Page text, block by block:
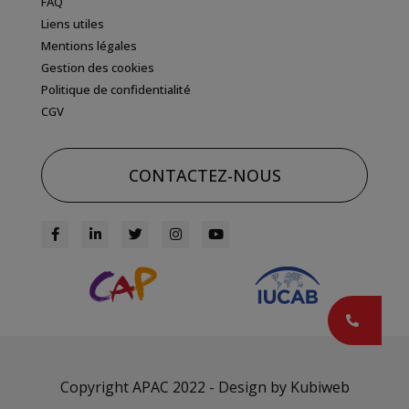
Liens utiles
Mentions légales
Gestion des cookies
Politique de confidentialité
CGV
CONTACTEZ-NOUS
Copyright APAC 2022 - Design by Kubiweb